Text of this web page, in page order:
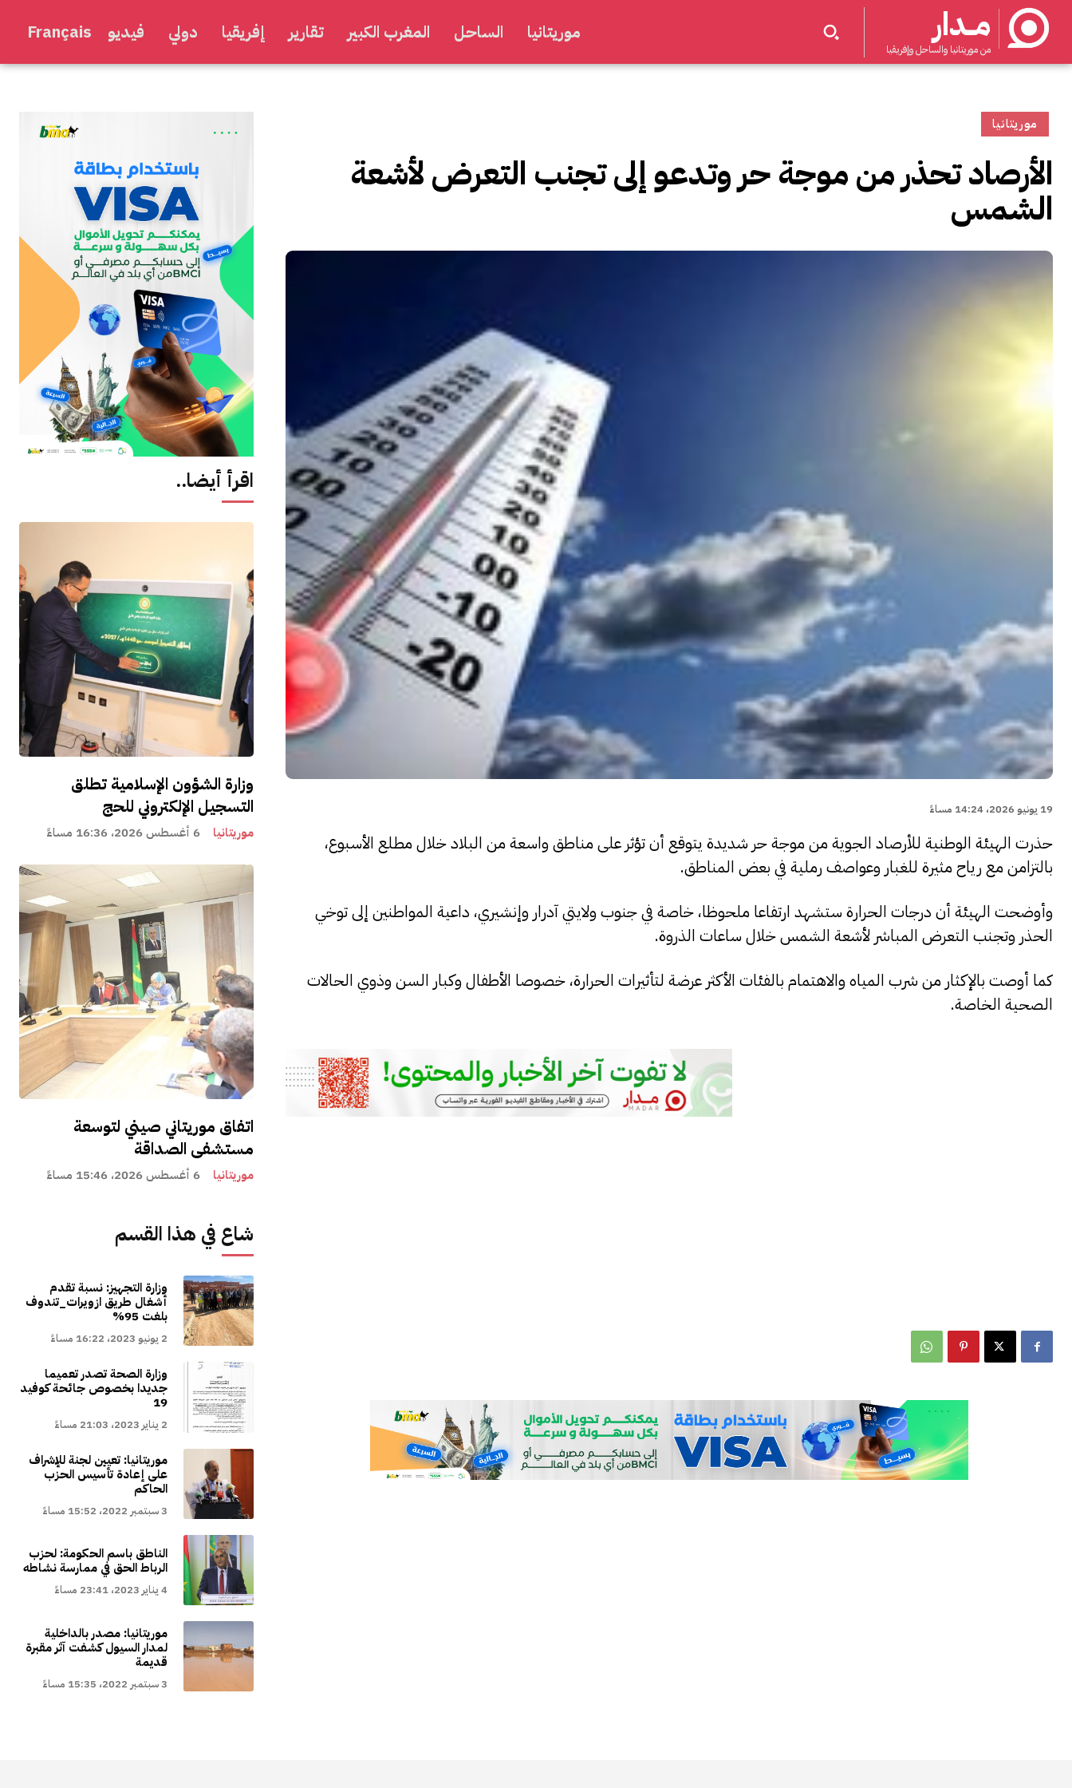
مــدار
من موريتانيا والساحل وإفريقيا
موريتانيا الساحل المغرب الكبير تقارير إفريقيا دولي فيديو Français
اقرأ أيضا..
وزارة الشؤون الإسلامية تطلق
التسجيل الإلكتروني للحج
موريتانيا 6 أغسطس 2026، 16:36 مساءً
اتفاق موريتاني صيني لتوسعة
مستشفى الصداقة
موريتانيا 6 أغسطس 2026، 15:46 مساءً
شاع في هذا القسم
وزارة التجهيز: نسبة تقدم
أشغال طريق ازويرات_تندوف
بلغت 95%
2 يونيو 2023، 16:22 مساءً
وزارة الصحة تصدر تعميما
جديدا بخصوص جائحة كوفيد
19
2 يناير 2023، 21:03 مساءً
موريتانيا: تعيين لجنة للإشراف
على إعادة تأسيس الحزب
الحاكم
3 سبتمبر 2022، 15:52 مساءً
الناطق باسم الحكومة: لحزب
الرباط الحق في ممارسة نشاطه
4 يناير 2023، 23:41 مساءً
موريتانيا: مصدر بالداخلية
لمدار السيول كشفت آثر مقبرة
قديمة
3 سبتمبر 2022، 15:35 مساءً
موريتانيا
الأرصاد تحذر من موجة حر وتدعو إلى تجنب التعرض لأشعة
الشمس
19 يونيو 2026، 14:24 مساءً
حذرت الهيئة الوطنية للأرصاد الجوية من موجة حر شديدة يتوقع أن تؤثر على مناطق واسعة من البلاد خلال مطلع الأسبوع،
بالتزامن مع رياح مثيرة للغبار وعواصف رملية في بعض المناطق.
وأوضحت الهيئة أن درجات الحرارة ستشهد ارتفاعا ملحوظا، خاصة في جنوب ولايتي آدرار وإنشيري، داعية المواطنين إلى توخي
الحذر وتجنب التعرض المباشر لأشعة الشمس خلال ساعات الذروة.
كما أوصت بالإكثار من شرب المياه والاهتمام بالفئات الأكثر عرضة لتأثيرات الحرارة، خصوصا الأطفال وكبار السن وذوي الحالات
الصحية الخاصة.